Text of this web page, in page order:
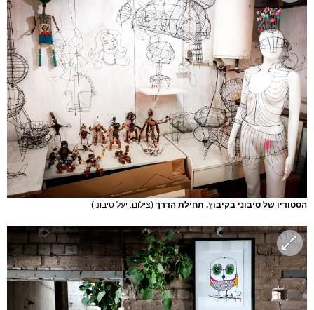
הסטודיו של סיבוני בקיבוץ. תחילת הדרך (צילום: יעל סיבוני)